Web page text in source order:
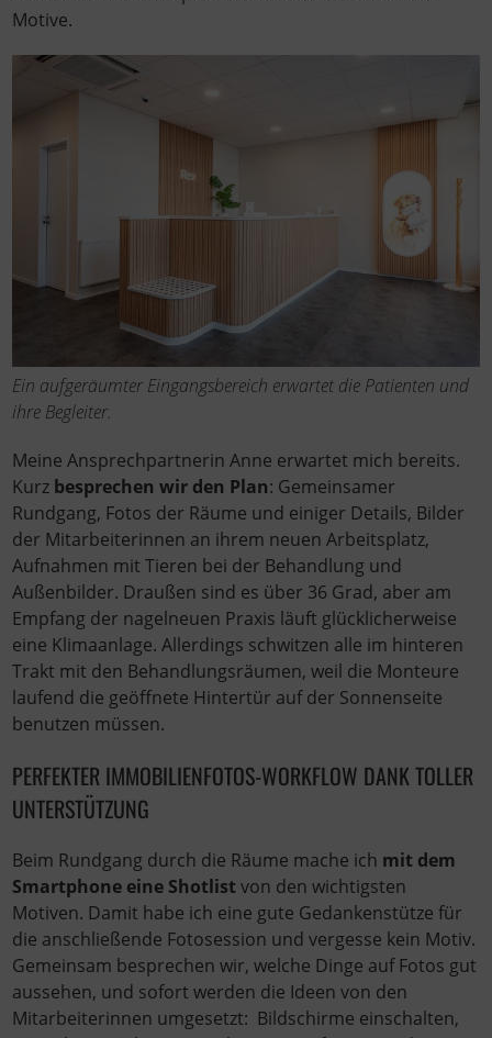
Motive.
Ein aufgeräumter Eingangsbereich erwartet die Patienten und
ihre Begleiter.
Meine Ansprechpartnerin Anne erwartet mich bereits.
Kurz besprechen wir den Plan: Gemeinsamer
Rundgang, Fotos der Räume und einiger Details, Bilder
der Mitarbeiterinnen an ihrem neuen Arbeitsplatz,
Aufnahmen mit Tieren bei der Behandlung und
Außenbilder. Draußen sind es über 36 Grad, aber am
Empfang der nagelneuen Praxis läuft glücklicherweise
eine Klimaanlage. Allerdings schwitzen alle im hinteren
Trakt mit den Behandlungsräumen, weil die Monteure
laufend die geöffnete Hintertür auf der Sonnenseite
benutzen müssen.
PERFEKTER IMMOBILIENFOTOS-WORKFLOW DANK TOLLER
UNTERSTÜTZUNG
Beim Rundgang durch die Räume mache ich mit dem
Smartphone eine Shotlistvon den wichtigsten
Motiven. Damit habe ich eine gute Gedankenstütze für
die anschließende Fotosession und vergesse kein Motiv.
Gemeinsam besprechen wir, welche Dinge auf Fotos gut
aussehen, und sofort werden die Ideen von den
Mitarbeiterinnen umgesetzt: Bildschirme einschalten,